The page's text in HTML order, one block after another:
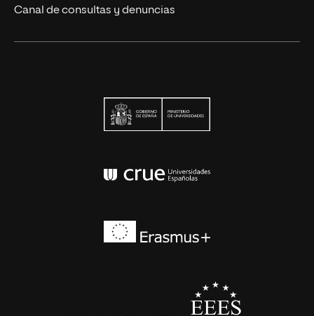
Canal de consultas y denuncias